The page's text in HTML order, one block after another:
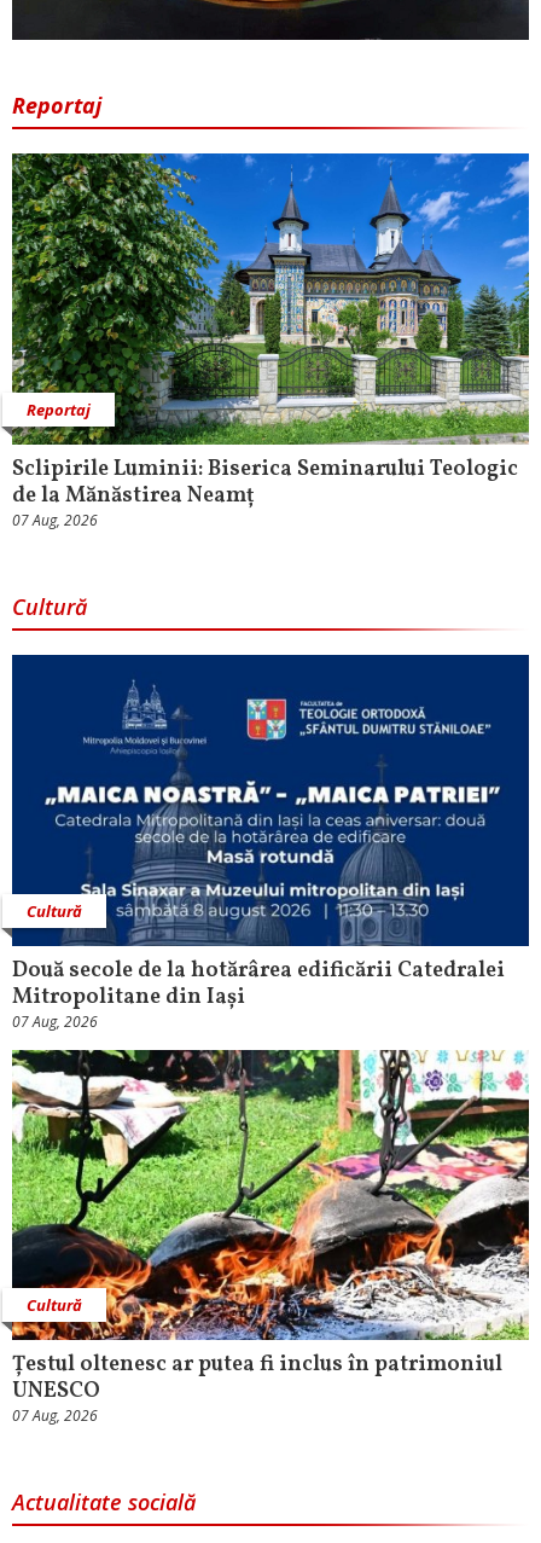
Reportaj
Reportaj
Sclipirile Luminii: Biserica Seminarului Teologic
de la Mănăstirea Neamț
07 Aug, 2026
Cultură
Cultură
Două secole de la hotărârea edificării Catedralei
Mitropolitane din Iași
07 Aug, 2026
Cultură
Țestul oltenesc ar putea fi inclus în patrimoniul
UNESCO
07 Aug, 2026
Actualitate socială